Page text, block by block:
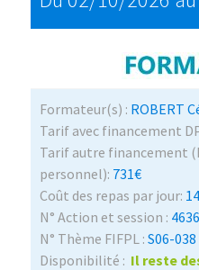
Formateur(s) : ROBERT
Tarif avec financement
Tarif autre financement
personnel): 731€
Coût des repas par jour:
N° Action et session :
N° Thème FIFPL : S06-038
Disponibilité : Il reste